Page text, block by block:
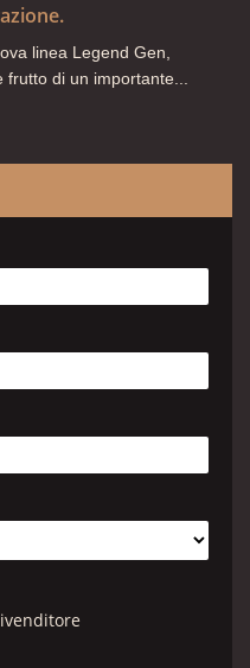
linea Legend Gen,
di un importante...